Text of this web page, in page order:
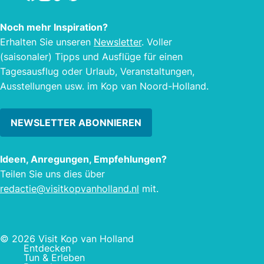
Noch mehr Inspiration?
Erhalten Sie unseren Newsletter. Voller
(saisonaler) Tipps und Ausflüge für einen
Tagesausflug oder Urlaub, Veranstaltungen,
Ausstellungen usw. im Kop van Noord-Holland.
NEWSLETTER ABONNIEREN
Ideen, Anregungen, Empfehlungen?
Teilen Sie uns dies über
redactie@visitkopvanholland.nl mit.
© 2026 Visit Kop van Holland
Entdecken
Tun & Erleben